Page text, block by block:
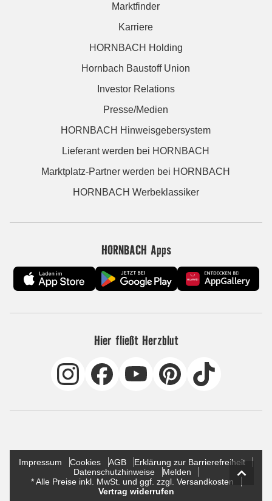
Marktfinder
Karriere
HORNBACH Holding
Hornbach Baustoff Union
Investor Relations
Presse/Medien
HORNBACH Hinweisgebersystem
Lieferant werden bei HORNBACH
Marktplatz-Partner werden bei HORNBACH
HORNBACH Werbeklassiker
HORNBACH Apps
Hier fließt Herzblut
Impressum Cookies AGB
Erklärung zur Barrierefreiheit
Datenschutzhinweise
Melden
* Alle Preise inkl. MwSt. und ggf. zzgl. Versandkosten
Vertrag widerrufen